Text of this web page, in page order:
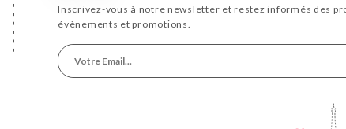
Inscrivez-vous à notre newsletter et restez informés des
évènements et promotions.